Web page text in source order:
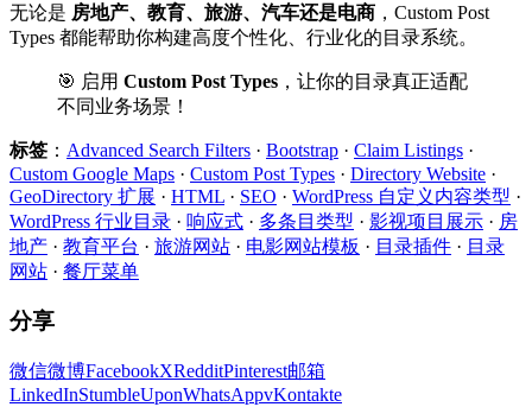
无论是 房地产、教育、旅游、汽车还是电商 ，Custom Post
Types 都能帮助你构建高度个性化、行业化的目录系统。
🎯 启用 Custom Post Types ，让你的目录真正适配
不同业务场景！
标签 ： Advanced Search Filters · Bootstrap · Claim Listings ·
Custom Google Maps · Custom Post Types · Directory Website ·
GeoDirectory 扩展 · HTML · SEO · WordPress 自定义内容类型 ·
WordPress 行业目录 · 响应式 · 多条目类型 · 影视项目展示 · 房
地产 · 教育平台 · 旅游网站 · 电影网站模板 · 目录插件 · 目录
网站 · 餐厅菜单
分享
微信微博FacebookXRedditPinterest邮箱
LinkedInStumbleUponWhatsAppvKontakte